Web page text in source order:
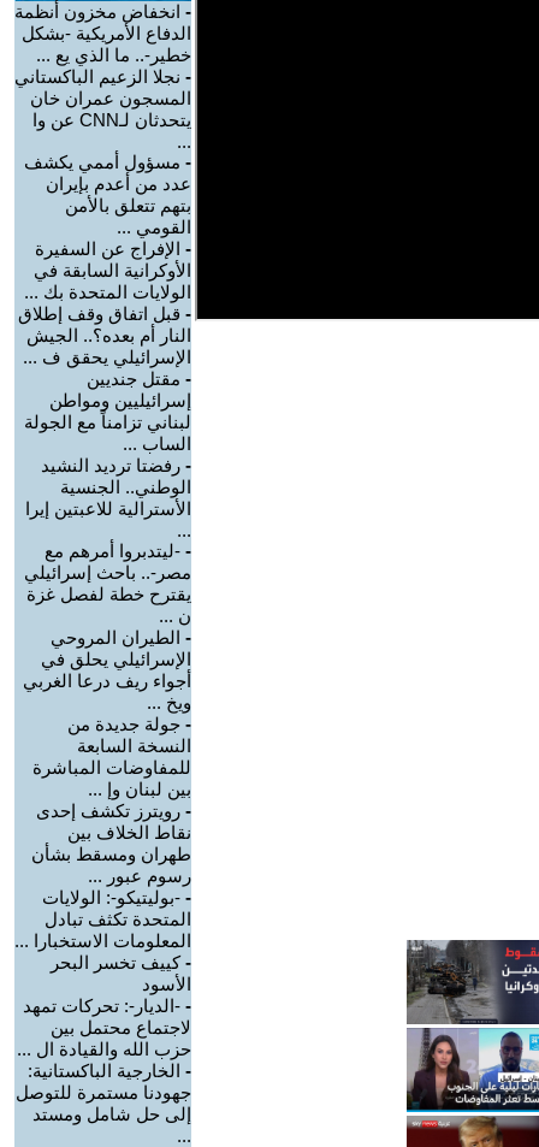
- انخفاض مخزون أنظمة
الدفاع الأمريكية -بشكل
خطير-.. ما الذي يع ...
- نجلا الزعيم الباكستاني
المسجون عمران خان
يتحدثان لـCNN عن وا
...
- مسؤول أممي يكشف
عدد من أعدم بإيران
بتهم تتعلق بالأمن
القومي ...
- الإفراج عن السفيرة
الأوكرانية السابقة في
الولايات المتحدة بك ...
- قبل اتفاق وقف إطلاق
النار أم بعده؟.. الجيش
الإسرائيلي يحقق ف ...
- مقتل جنديين
إسرائيليين ومواطن
لبناني تزامناً مع الجولة
الساب ...
- رفضتا ترديد النشيد
الوطني.. الجنسية
الأسترالية للاعبتين إيرا
...
- -ليتدبروا أمرهم مع
مصر-.. باحث إسرائيلي
يقترح خطة لفصل غزة
ن ...
- الطيران المروحي
الإسرائيلي يحلق في
أجواء ريف درعا الغربي
ويخ ...
- جولة جديدة من
النسخة السابعة
للمفاوضات المباشرة
بين لبنان وإ ...
- رويترز تكشف إحدى
نقاط الخلاف بين
طهران ومسقط بشأن
رسوم عبور ...
- -بوليتيكو-: الولايات
المتحدة تكثف تبادل
المعلومات الاستخبارا ...
-كييف تخسر البحر
الأسود
- -الديار-: تحركات تمهد
لاجتماع محتمل بين
حزب الله والقيادة ال ...
- الخارجية الباكستانية:
جهودنا مستمرة للتوصل
إلى حل شامل ومستد
...